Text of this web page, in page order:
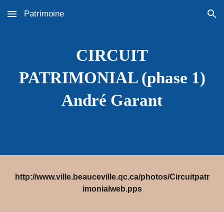
Skip to main content Skip to navigation
Patrimoine
CIRCUIT
PATRIMONIAL (phase 1)
André Garant
http://www.ville.beauceville.qc.ca/photos/Circuitpatr
imonialweb.pps